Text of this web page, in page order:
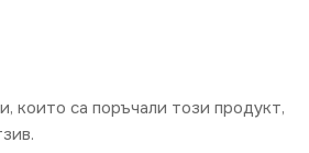
които са поръчали този продукт,